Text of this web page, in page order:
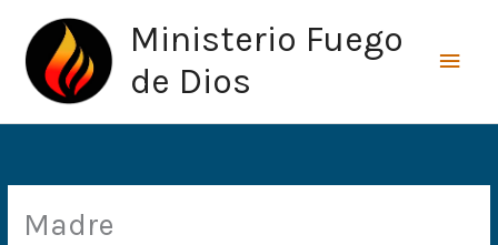
contenido
Ministerio Fuego
de Dios
Madre